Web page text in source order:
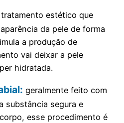
estético que
da pele de forma
a produção de
vai deixar a pele
hidratada.
geralmente feito com
substância segura e
esse procedimento é